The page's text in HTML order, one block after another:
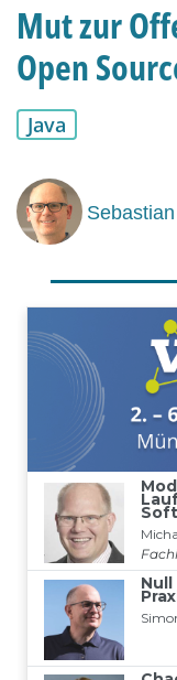
Mut zur
Open
Java